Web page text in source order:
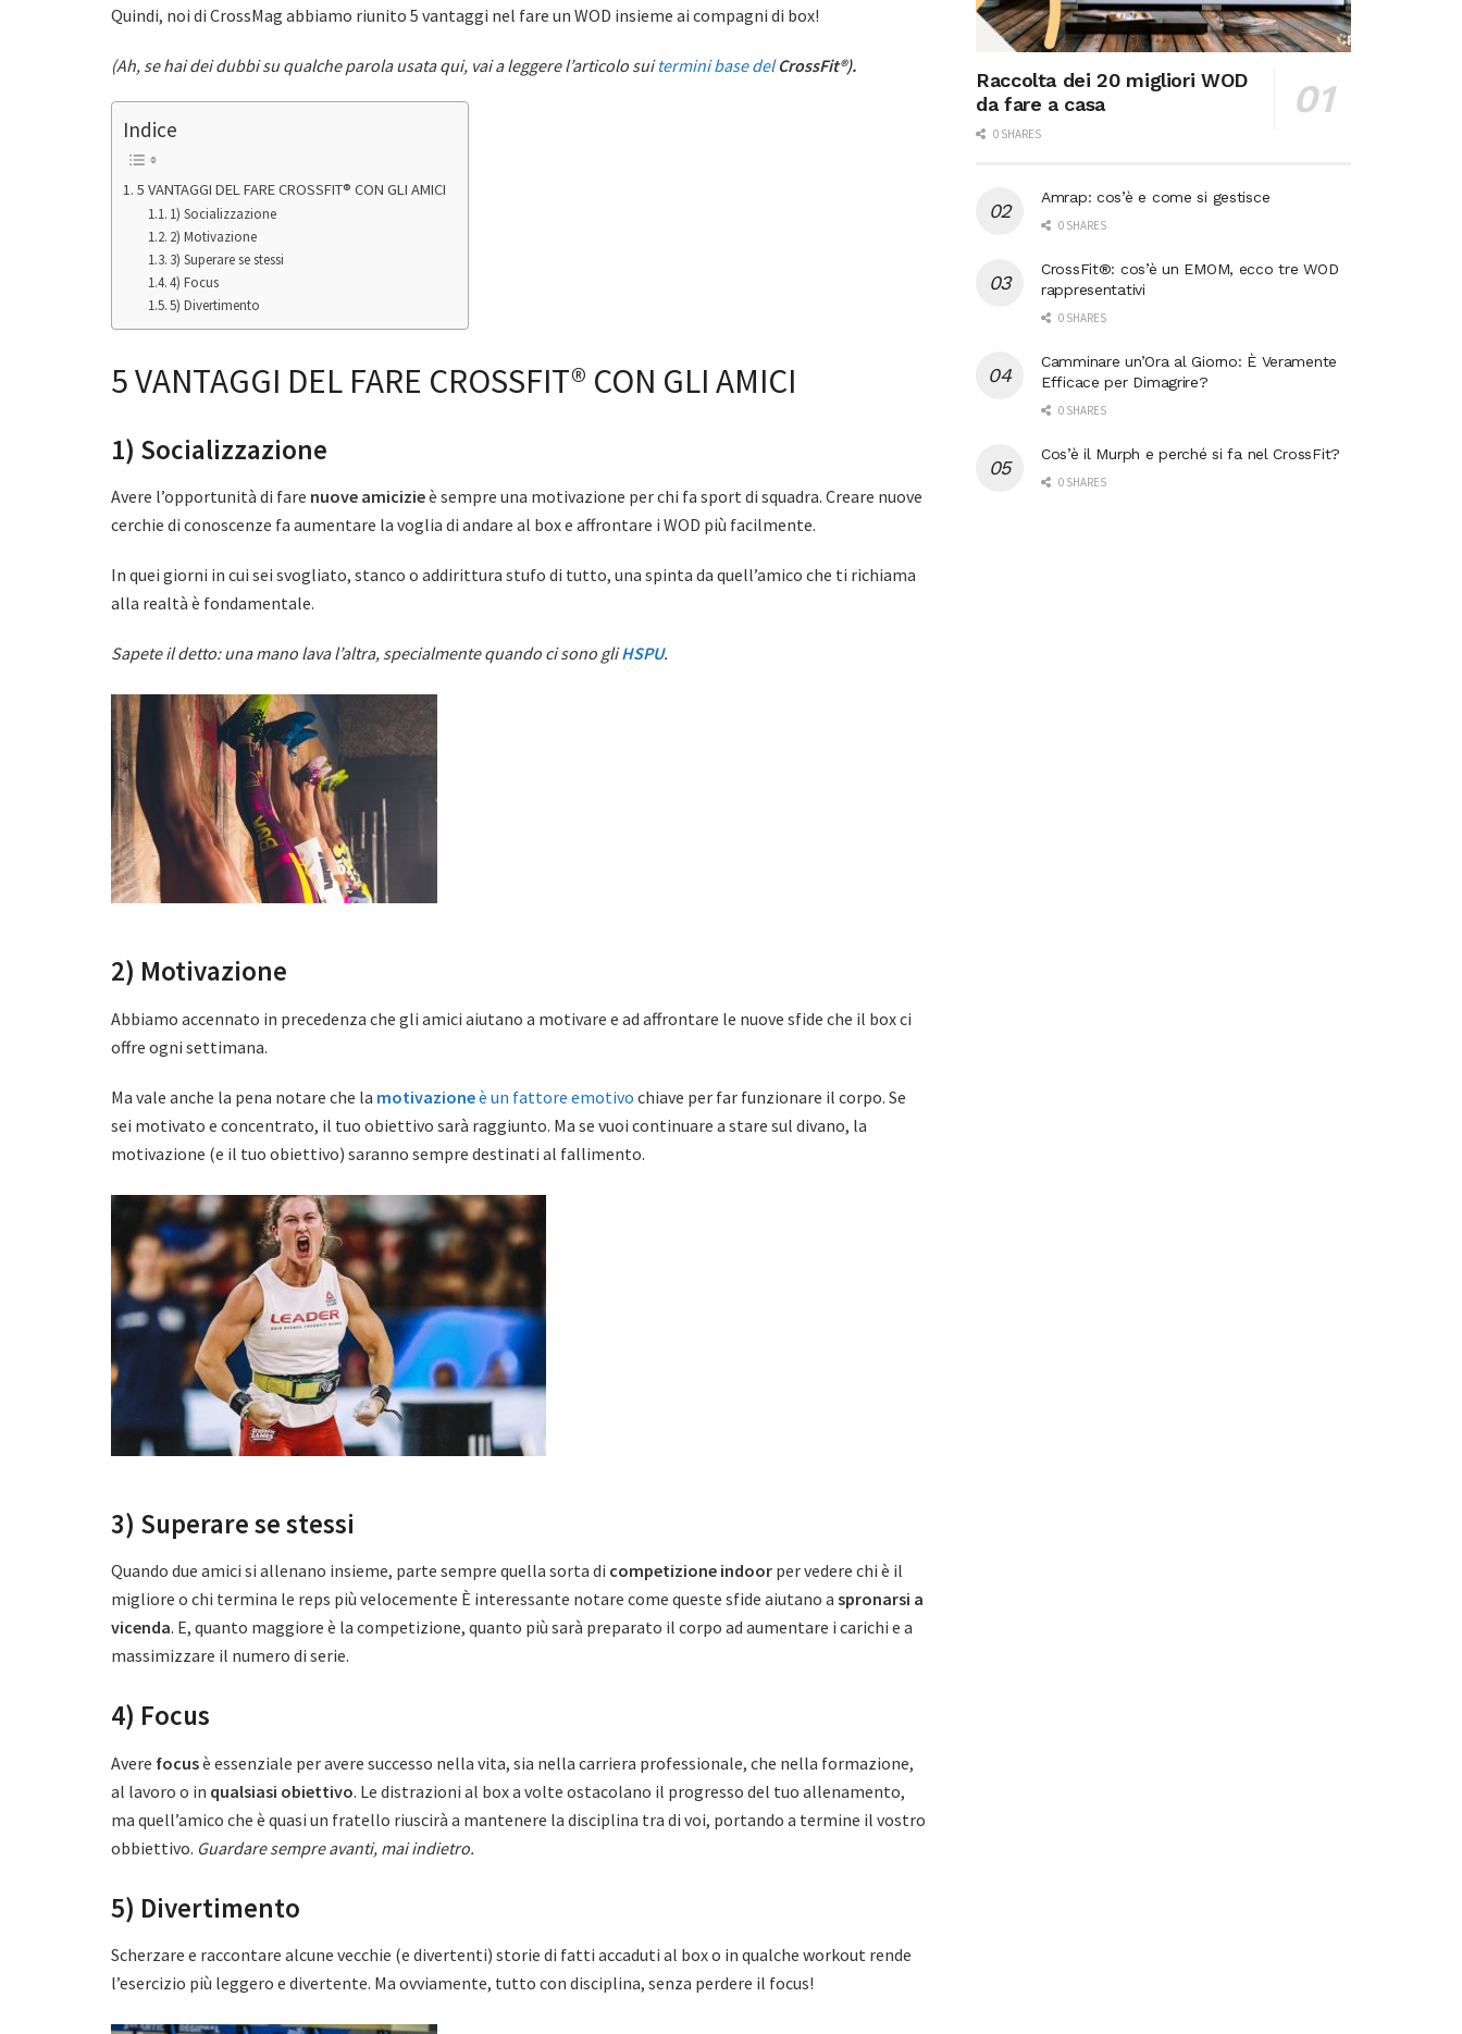
Quindi, noi di CrossMag abbiamo riunito 5 vantaggi nel fare un WOD insieme ai compagni di box!
(Ah, se hai dei dubbi su qualche parola usata qui, vai a leggere l’articolo suitermini base delCrossFit®).
Indice
5 VANTAGGI DEL FARE CROSSFIT® CON GLI AMICI
1) Socializzazione
2) Motivazione
3) Superare se stessi
4) Focus
5) Divertimento
5 VANTAGGI DEL FARE CROSSFIT® CON GLI AMICI
1) Socializzazione
Avere l’opportunità di fare nuove amicizieè sempre una motivazione per chi fa sport di squadra. Creare nuove
cerchie di conoscenze fa aumentare la voglia di andare al box e affrontare i WOD più facilmente.
In quei giorni in cui sei svogliato, stanco o addirittura stufo di tutto, una spinta da quell’amico che ti richiama
alla realtà è fondamentale.
Sapete il detto: una mano lava l’altra, specialmente quando ci sono gliHSPU.
2) Motivazione
Abbiamo accennato in precedenza che gli amici aiutano a motivare e ad affrontare le nuove sfide che il box ci
offre ogni settimana.
Ma vale anche la pena notare che la motivazioneè un fattore emotivo chiave per far funzionare il corpo. Se
sei motivato e concentrato, il tuo obiettivo sarà raggiunto. Ma se vuoi continuare a stare sul divano, la
motivazione (e il tuo obiettivo) saranno sempre destinati al fallimento.
3) Superare se stessi
Quando due amici si allenano insieme, parte sempre quella sorta di competizione indoor per vedere chi è il
migliore o chi termina le reps più velocemente È interessante notare come queste sfide aiutano a spronarsi a
vicenda. E, quanto maggiore è la competizione, quanto più sarà preparato il corpo ad aumentare i carichi e a
massimizzare il numero di serie.
4) Focus
Avere focusè essenziale per avere successo nella vita, sia nella carriera professionale, che nella formazione,
al lavoro o in qualsiasi obiettivo. Le distrazioni al box a volte ostacolano il progresso del tuo allenamento,
ma quell’amico che è quasi un fratello riuscirà a mantenere la disciplina tra di voi, portando a termine il vostro
obbiettivo. Guardare sempre avanti, mai indietro.
5) Divertimento
Scherzare e raccontare alcune vecchie (e divertenti) storie di fatti accaduti al box o in qualche workout rende
l’esercizio più leggero e divertente. Ma ovviamente, tutto con disciplina, senza perdere il focus!
Raccolta dei 20 migliori WOD
da fare a casa
0 SHARES
Amrap: cos’è e come si gestisce
0 SHARES
CrossFit®: cos’è un EMOM, ecco tre WOD
rappresentativi
0 SHARES
Camminare un’Ora al Giorno: È Veramente
Efficace per Dimagrire?
0 SHARES
Cos’è il Murph e perché si fa nel CrossFit?
0 SHARES